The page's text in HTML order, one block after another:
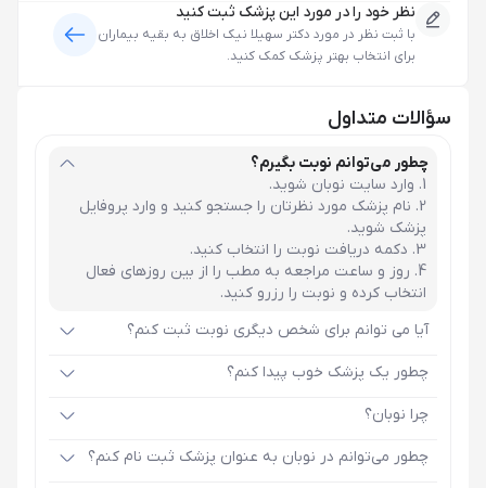
نظر خود را در مورد این پزشک ثبت کنید
با ثبت نظر در مورد دکتر سهیلا نیک اخلاق به بقیه بیماران
برای انتخاب بهتر پزشک کمک کنید.
سؤالات متداول
چطور می‌توانم نوبت بگیرم؟
وارد سایت نوبان شوید.
نام پزشک مورد نظرتان را جستجو کنید و وارد پروفایل
پزشک شوید.
دکمه دریافت نوبت را انتخاب کنید.
روز و ساعت مراجعه به مطب را از بین روزهای فعال
انتخاب کرده و نوبت را رزرو کنید.
آیا می توانم برای شخص دیگری نوبت ثبت کنم؟
چطور یک پزشک خوب پیدا کنم؟
چرا نوبان؟
چطور می‌توانم در نوبان به عنوان پزشک ثبت نام کنم؟